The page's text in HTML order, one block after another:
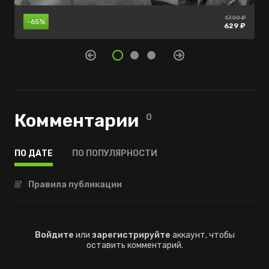
-65% 1799 ₽
629 ₽
нет в
продаже
нет в
продаже
Комментарии 0
ПО ДАТЕ ПО ПОПУЛЯРНОСТИ
Правила публикации
Войдите или зарегистрируйте аккаунт, чтобы
оставить комментарий.